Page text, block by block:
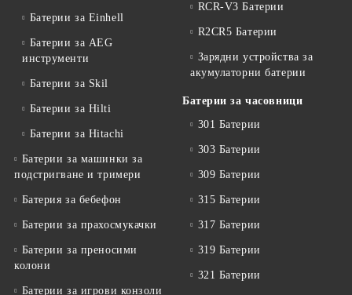
Батерии за Einhell
Батерии за AEG
инструменти
Батерии за Skil
Батерии за Hilti
Батерии за Hitachi
Батерии за машинки за
подстригване и тримери
Батерия за бебефон
Батерии за прахосмукачки
Батерии за преносими
колони
Батерии за игрови конзоли
RCR-V3 Батерии
R2CR5 Батерии
Зарядни устройства за
акумулаторни батерии
Батерии за часовници
301 Батерии
303 Батерии
309 Батерии
315 Батерии
317 Батерии
319 Батерии
321 Батерии